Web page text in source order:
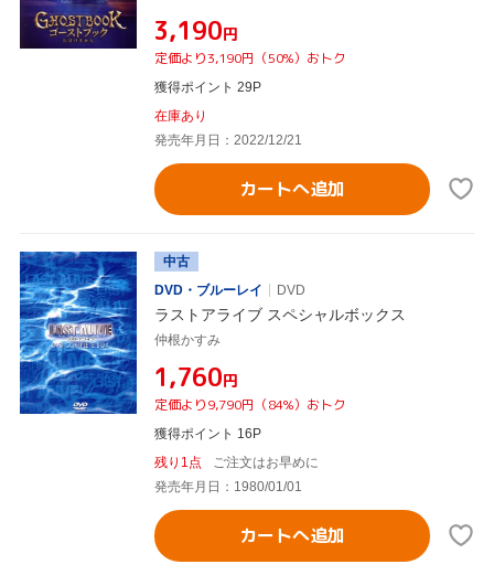
¥3,190円
定価より3,190円（50%）おトク
獲得ポイント 29P
在庫あり
発売年月日：2022/12/21
カートへ追加
中古
DVD・ブルーレイ
DVD
ラストアライブ スペシャルボックス
仲根かすみ
¥1,760円
定価より9,790円（84%）おトク
獲得ポイント 16P
残り1点
ご注文はお早めに
発売年月日：1980/01/01
カートへ追加